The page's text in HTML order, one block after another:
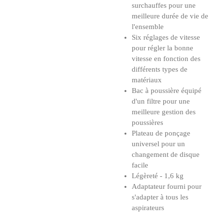
surchauffes pour une
meilleure durée de vie de
l'ensemble
Six réglages de vitesse
pour régler la bonne
vitesse en fonction des
différents types de
matériaux
Bac à poussière équipé
d'un filtre pour une
meilleure gestion des
poussières
Plateau de ponçage
universel pour un
changement de disque
facile
Légèreté - 1,6 kg
Adaptateur fourni pour
s'adapter à tous les
aspirateurs